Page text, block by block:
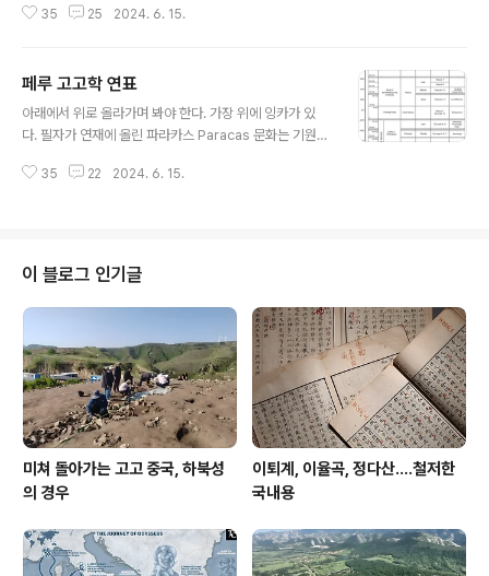
서 운영하는 블로그에 쓴 필자의 글 중에는 그런 목적이 아
하는 생각을 한다. 김단장님 블로그에 공개된 내용들은 적
당한 기회에 가필을 거쳐 대중적인 인쇄 매체로도 최종 전
달할 계획이다. 그것이 필자 일의 마무리가 되지 싶다.
35 25 2024. 6. 15.
페루 고고학 연표
아래에서 위로 올라가며 봐야 한다. 가장 위에 잉카가 있
다. 필자가 연재에 올린 파라카스 Paracas 문화는 기원전
발견되었고, 그 때문에 2000년이 넘는 직물 유물들이 페
35 22 2024. 6. 15.
이 블로그 인기글
미쳐 돌아가는 고고 중국, 하북성
의 경우
이퇴계, 이율곡, 정다산....철저한
국내용